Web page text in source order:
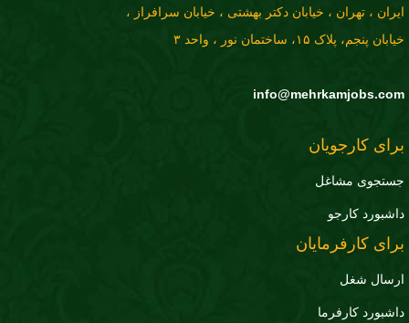
ایران ، تهران ، خیابان دکتر بهشتی ، خیابان سرافراز ،
خیابان پنجم، پلاک ۱۵، ساختمان نور ، واحد ۳
info@mehrkamjobs.com
برای کارجویان
جستجوی مشاغل
داشبورد کارجو
برای کارفرمایان
ارسال شغل
داشبورد کارفرما